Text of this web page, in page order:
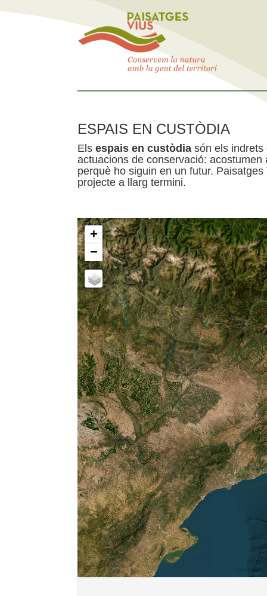
ESPAIS EN CUSTÒDIA
Els espais en custòdia són els indrets
actuacions de conservació:
perquè ho siguin en un futur.
projecte a llarg termini.
+
−